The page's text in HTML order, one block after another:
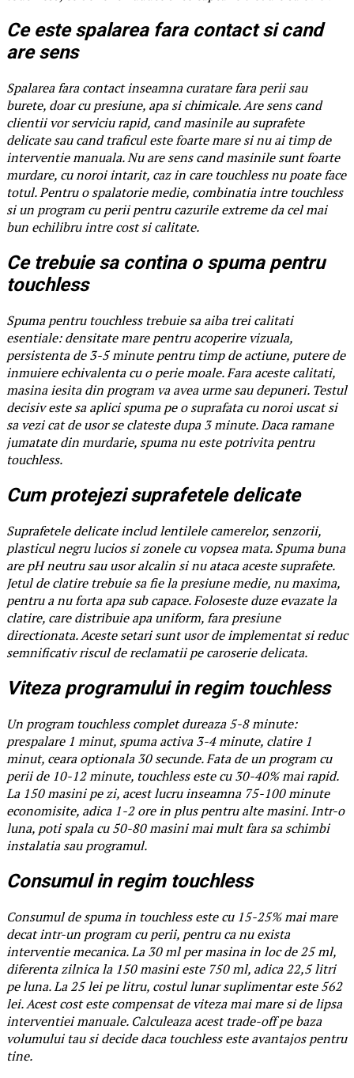
Ce este spalarea fara contact si cand
are sens
Spalarea fara contact inseamna curatare fara perii sau
burete, doar cu presiune, apa si chimicale. Are sens cand
clientii vor serviciu rapid, cand masinile au suprafete
delicate sau cand traficul este foarte mare si nu ai timp de
interventie manuala. Nu are sens cand masinile sunt foarte
murdare, cu noroi intarit, caz in care touchless nu poate face
totul. Pentru o spalatorie medie, combinatia intre touchless
si un program cu perii pentru cazurile extreme da cel mai
bun echilibru intre cost si calitate.
Ce trebuie sa contina o spuma pentru
touchless
Spuma pentru touchless trebuie sa aiba trei calitati
esentiale: densitate mare pentru acoperire vizuala,
persistenta de 3-5 minute pentru timp de actiune, putere de
inmuiere echivalenta cu o perie moale. Fara aceste calitati,
masina iesita din program va avea urme sau depuneri. Testul
decisiv este sa aplici spuma pe o suprafata cu noroi uscat si
sa vezi cat de usor se clateste dupa 3 minute. Daca ramane
jumatate din murdarie, spuma nu este potrivita pentru
touchless.
Cum protejezi suprafetele delicate
Suprafetele delicate includ lentilele camerelor, senzorii,
plasticul negru lucios si zonele cu vopsea mata. Spuma buna
are pH neutru sau usor alcalin si nu ataca aceste suprafete.
Jetul de clatire trebuie sa fie la presiune medie, nu maxima,
pentru a nu forta apa sub capace. Foloseste duze evazate la
clatire, care distribuie apa uniform, fara presiune
directionata. Aceste setari sunt usor de implementat si reduc
semnificativ riscul de reclamatii pe caroserie delicata.
Viteza programului in regim touchless
Un program touchless complet dureaza 5-8 minute:
prespalare 1 minut, spuma activa 3-4 minute, clatire 1
minut, ceara optionala 30 secunde. Fata de un program cu
perii de 10-12 minute, touchless este cu 30-40% mai rapid.
La 150 masini pe zi, acest lucru inseamna 75-100 minute
economisite, adica 1-2 ore in plus pentru alte masini. Intr-o
luna, poti spala cu 50-80 masini mai mult fara sa schimbi
instalatia sau programul.
Consumul in regim touchless
Consumul de spuma in touchless este cu 15-25% mai mare
decat intr-un program cu perii, pentru ca nu exista
interventie mecanica. La 30 ml per masina in loc de 25 ml,
diferenta zilnica la 150 masini este 750 ml, adica 22,5 litri
pe luna. La 25 lei pe litru, costul lunar suplimentar este 562
lei. Acest cost este compensat de viteza mai mare si de lipsa
interventiei manuale. Calculeaza acest trade-off pe baza
volumului tau si decide daca touchless este avantajos pentru
tine.